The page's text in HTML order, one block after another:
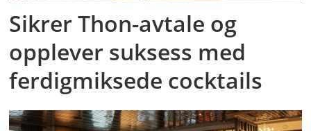
Sikrer Thon-avtale og
opplever suksess med
ferdigmiksede cocktails